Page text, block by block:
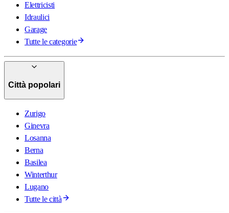
Elettricisti
Idraulici
Garage
Tutte le categorie
Città popolari
Zurigo
Ginevra
Losanna
Berna
Basilea
Winterthur
Lugano
Tutte le città